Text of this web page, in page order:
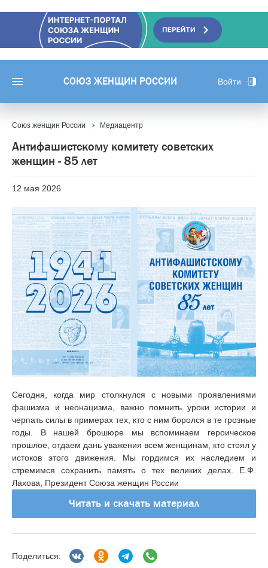
СОЮЗ ЖЕНЩИН РОССИИ Войти
Союз женщин России Медиацентр
Антифашистскому комитету советских
женщин - 85 лет
12 мая 2026
Сегодня, когда мир столкнулся с новыми проявлениями
фашизма и неонацизма, важно помнить уроки истории и
черпать силы в примерах тех, кто с ним боролся в те грозные
годы. В нашей брошюре мы вспоминаем героическое
прошлое, отдаем дань уважения всем женщинам, кто стоял у
истоков этого движения. Мы гордимся их наследием и
стремимся сохранить память о тех великих делах. Е.Ф.
Лахова, Президент Союза женщин России
Читать и скачать материал
Поделиться: